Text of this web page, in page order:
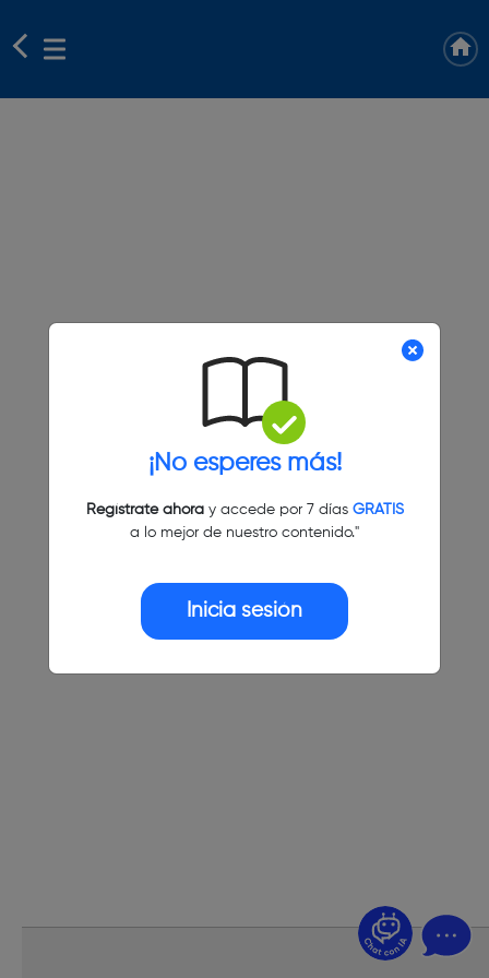
¡No esperes más!
Regístrate ahoray accede por 7 días GRATIS
a lo mejor de nuestro contenido."
Inicia sesión